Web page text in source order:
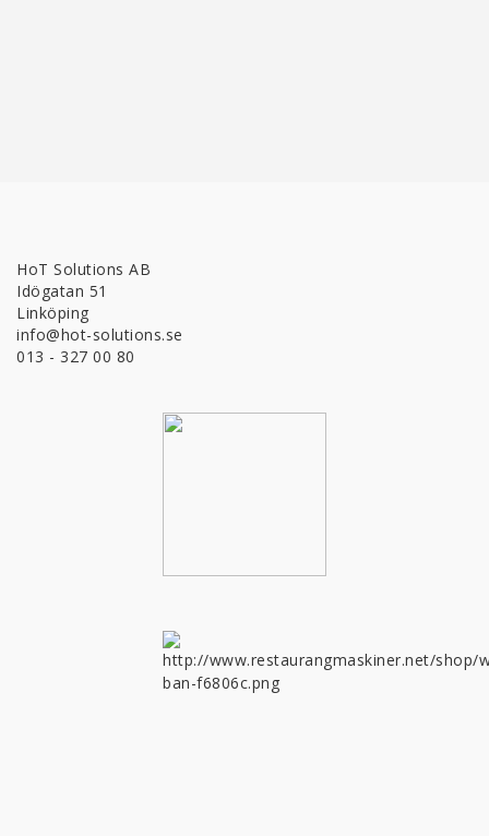
HoT Solutions AB
Idögatan 51
Linköping
info@hot-solutions.se
013 - 327 00 80